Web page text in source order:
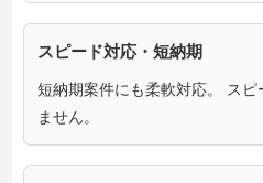
スピード対応・短納期
短納期案件にも柔軟対応。 ス
ません。